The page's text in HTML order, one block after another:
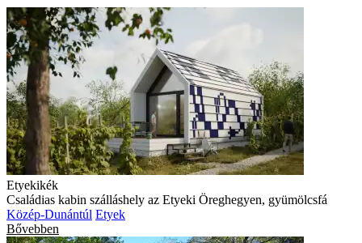
Etyekikék
Családias kabin szálláshely az Etyeki Öreghegyen, gyümölcsfá
Közép-Dunántúl Etyek
Bővebben